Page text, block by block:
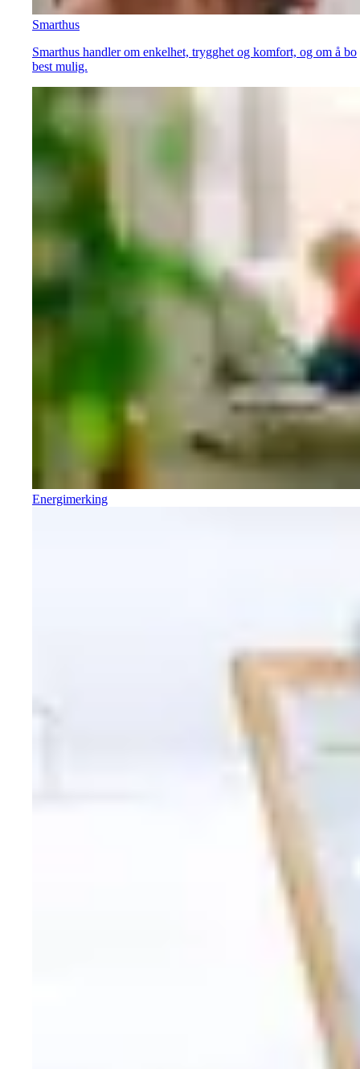
Smarthus
Smarthus handler om enkelhet, trygghet og komfort, og om å bo
best mulig.
Energimerking